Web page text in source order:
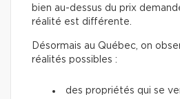
bien au-dessus du prix
réalité est différente.
Désormais au Québec, on
réalités possibles :
des propriétés qui se